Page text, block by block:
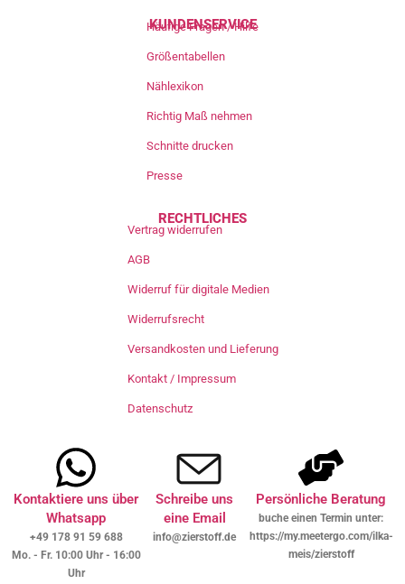
KUNDENSERVICE
Häufige Fragen / Hilfe
Größentabellen
Nählexikon
Richtig Maß nehmen
Schnitte drucken
Presse
RECHTLICHES
Vertrag widerrufen
AGB
Widerruf für digitale Medien
Widerrufsrecht
Versandkosten und Lieferung
Kontakt / Impressum
Datenschutz
Kontaktiere uns über
Whatsapp
+49 178 91 59 688
Mo. - Fr. 10:00 Uhr - 16:00
Uhr
Schreibe uns
eine Email
info@zierstoff.de
Persönliche Beratung
buche einen Termin unter:
https://my.meetergo.com/ilka-
meis/zierstoff